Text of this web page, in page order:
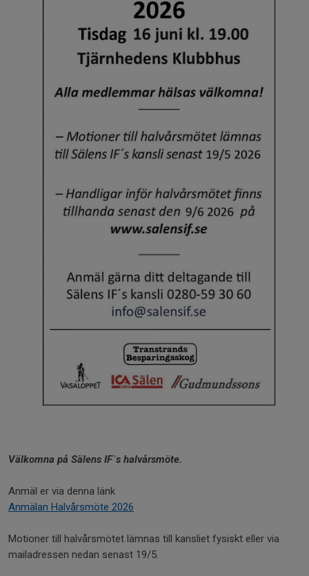
Välkomna på Sälens IF`s halvårsmöte.
Anmäl er via denna länk
Anmälan Halvårsmöte 2026
Motioner till halvårsmötet lämnas till kansliet fysiskt eller via
mailadressen nedan senast 19/5.